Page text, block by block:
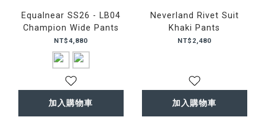
Equalnear SS26 - LB04
Champion Wide Pants
NT$4,880
加入購物車
Neverland Rivet Suit
Khaki Pants
NT$2,480
加入購物車